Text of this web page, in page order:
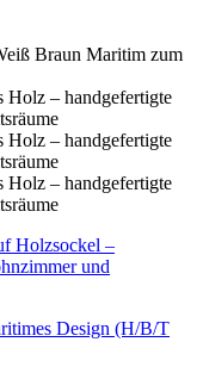
Design (H/B/T